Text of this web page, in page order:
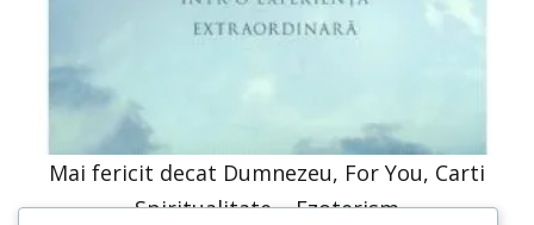
Mai fericit decat Dumnezeu, For You, Carti
Spiritualitate – Ezoterism